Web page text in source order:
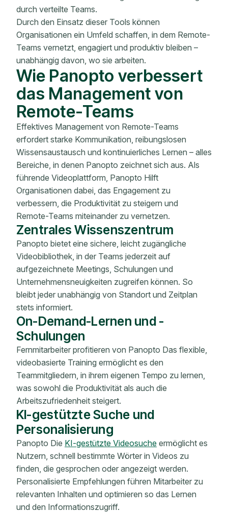
durch verteilte Teams.
Durch den Einsatz dieser Tools können
Organisationen ein Umfeld schaffen, in dem Remote-
Teams vernetzt, engagiert und produktiv bleiben –
unabhängig davon, wo sie arbeiten.
Wie Panopto verbessert
das Management von
Remote-Teams
Effektives Management von Remote-Teams
erfordert starke Kommunikation, reibungslosen
Wissensaustausch und kontinuierliches Lernen – alles
Bereiche, in denen Panopto zeichnet sich aus. Als
führende Videoplattform, Panopto Hilft
Organisationen dabei, das Engagement zu
verbessern, die Produktivität zu steigern und
Remote-Teams miteinander zu vernetzen.
Zentrales Wissenszentrum
Panopto bietet eine sichere, leicht zugängliche
Videobibliothek, in der Teams jederzeit auf
aufgezeichnete Meetings, Schulungen und
Unternehmensneuigkeiten zugreifen können. So
bleibt jeder unabhängig von Standort und Zeitplan
stets informiert.
On-Demand-Lernen und -
Schulungen
Fernmitarbeiter profitieren von Panopto Das flexible,
videobasierte Training ermöglicht es den
Teammitgliedern, in ihrem eigenen Tempo zu lernen,
was sowohl die Produktivität als auch die
Arbeitszufriedenheit steigert.
KI-gestützte Suche und
Personalisierung
Panopto Die KI-gestützte Videosuche ermöglicht es
Nutzern, schnell bestimmte Wörter in Videos zu
finden, die gesprochen oder angezeigt werden.
Personalisierte Empfehlungen führen Mitarbeiter zu
relevanten Inhalten und optimieren so das Lernen
und den Informationszugriff.